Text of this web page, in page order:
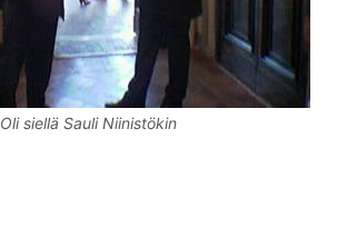
Oli siellä Sauli Niinistökin